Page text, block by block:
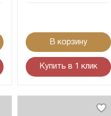
В корзину
Купить в 1 клик